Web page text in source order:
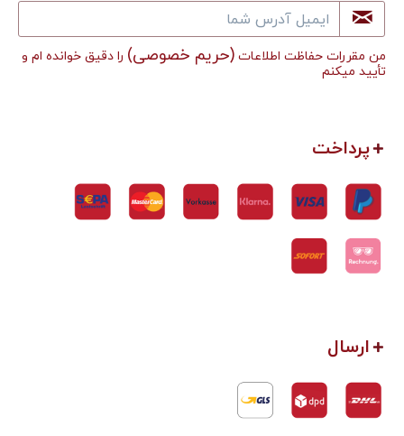
من مقررات حفاظت اطلاعات (حریم خصوصی) را دقیق خوانده ام و
تأييد میکنم
پرداخت
ارسال